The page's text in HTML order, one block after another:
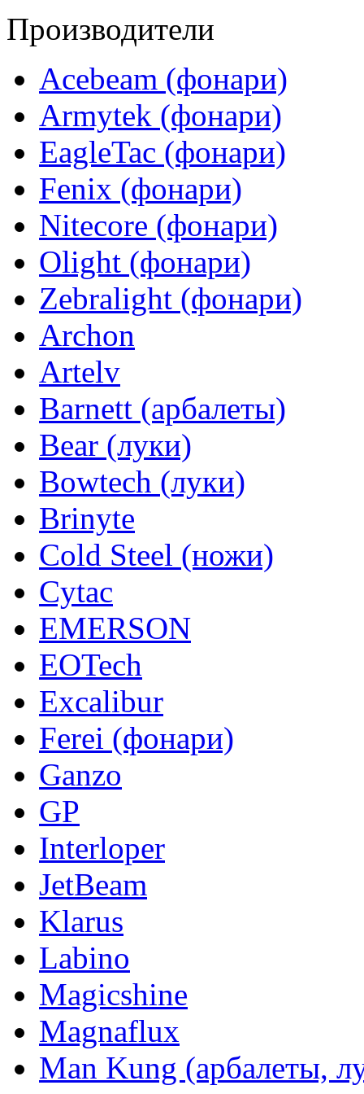
Производители
Acebeam (фонари)
Armytek (фонари)
EagleTac (фонари)
Fenix (фонари)
Nitecore (фонари)
Olight (фонари)
Zebralight (фонари)
Archon
Artelv
Barnett (арбалеты)
Bear (луки)
Bowtech (луки)
Brinyte
Cold Steel (ножи)
Cytac
EMERSON
EOTech
Excalibur
Ferei (фонари)
Ganzo
GP
Interloper
JetBeam
Klarus
Labino
Magicshine
Magnaflux
Man Kung (арбалеты,